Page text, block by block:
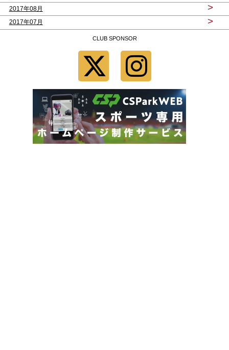
2017年08月 >
2017年07月 >
CLUB SPONSOR